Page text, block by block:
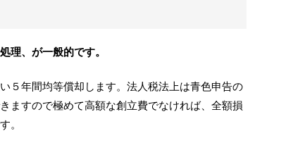
理、が一般的です。
５年間均等償却します。法人税法上は青色申告の
ますので極めて高額な創立費でなければ、全額損
。